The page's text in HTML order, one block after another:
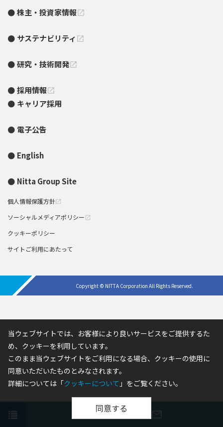
お問い合わせphone mail_outline
株主・投資家情報open_in_new
サステナビリティ open_in_new
研究・技術開発open_in_new
採用情報open_in_new
キャリア採用
電子公告
English
Nitta Group Site
個人情報保護方針 open_in_new
ソーシャルメディアポリシー open_in_new
クッキーポリシー
サイトご利用にあたって
Copyright © NITTA Corporation All Rights Reserved.
当ウェブサイトでは、お客様により良いサービスをご提供するた
め、クッキーを利用しています。
このまま当ウェブサイトをご利用になる場合、クッキーの使用に
同意いただいたものとみなされます。
詳細については「クッキーについて 」をご覧ください。
同意する